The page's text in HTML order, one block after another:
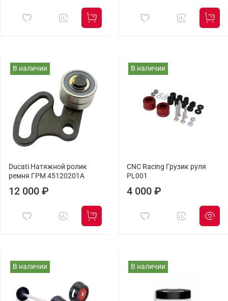
В наличии
Ducati Натяжной ролик
ремня ГРМ 45120201A
12 000 ₽
В наличии
CNC Racing Грузик руля
PL001
4 000 ₽
В наличии В наличии